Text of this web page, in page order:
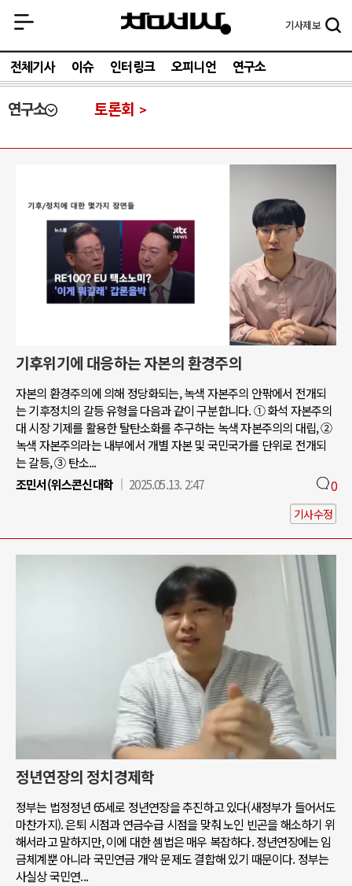
기사제보
전체기사 이슈 인터링크 오피니언 연구소
연구소 토론회
기후위기에 대응하는 자본의 환경주의
자본의 환경주의에 의해 정당화되는, 녹색 자본주의 안팎에서 전개되
는 기후정치의 갈등 유형을 다음과 같이 구분합니다. ① 화석 자본주의
대 시장 기제를 활용한 탈탄소화를 추구하는 녹색 자본주의의 대립, ②
녹색 자본주의라는 내부에서 개별 자본 및 국민국가를 단위로 전개되
는 갈등, ③ 탄소...
조민서(위스콘신대학
2025.05.13. 2:47 0
기사수정
정년연장의 정치경제학
정부는 법정정년 65세로 정년연장을 추진하고 있다(새정부가 들어서도
마찬가지). 은퇴 시점과 연금수급 시점을 맞춰 노인 빈곤을 해소하기 위
해서라고 말하지만, 이에 대한 셈법은 매우 복잡하다. 정년연장에는 임
금체계뿐 아니라 국민연금 개악 문제도 결합해 있기 때문이다. 정부는
사실상 국민연...